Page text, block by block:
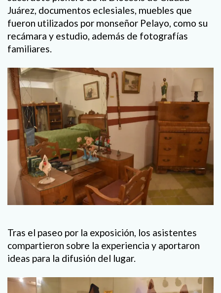
Juárez, documentos eclesiales, muebles que
fueron utilizados por monseñor Pelayo, como su
recámara y estudio, además de fotografías
familiares.
Tras el paseo por la exposición, los asistentes
compartieron sobre la experiencia y aportaron
ideas para la difusión del lugar.